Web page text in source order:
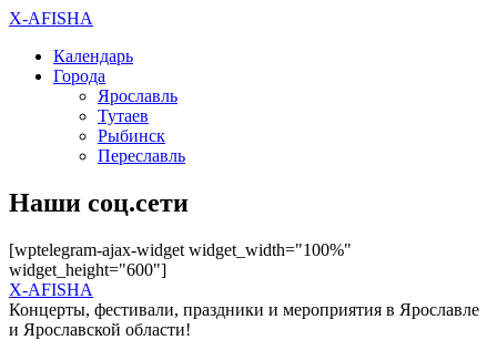
X-AFISHA
Календарь
Города
Ярославль
Тутаев
Рыбинск
Переславль
Наши соц.сети
[wptelegram-ajax-widget widget_width="100%"
widget_height="600"]
X-AFISHA
Концерты, фестивали, праздники и мероприятия в Ярославле
и Ярославской области!